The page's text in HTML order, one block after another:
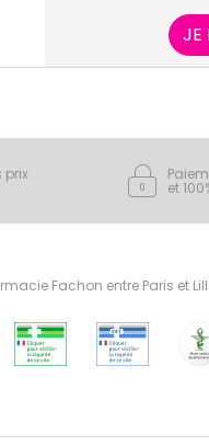
afin JE
prix
et
Fachon entre Paris et